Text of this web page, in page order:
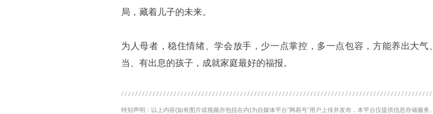
局，藏着儿子的未来。
为人母者，稳住情绪、学会放手，少一点掌控，多一点包容，方能养出大气
当、有出息的孩子，成就家庭最好的福报。
特别声明：以上内容(如有图片或视频亦包括在内)为自媒体平台“网易号”用户上传并发布，本平台仅提供信息存储服务。